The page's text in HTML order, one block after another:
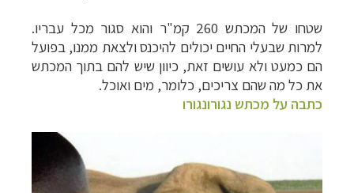
שטחו של המכתש 260 קמ"ר והוא סגור מכל עבריו.
למרות שבעלי החיים יכולים להיכנס ולצאת ממנו, בפועל
הם כמעט ולא עושים זאת, כיוון שיש להם בתוך המכתש
את כל מה שהם צריכים, כלומר, מים ואוכל.
כתבה על מכתש נגורונגורו